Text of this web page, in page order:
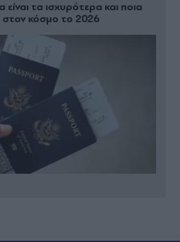
τα ισχυρότερα και ποια
κόσμο το 2026